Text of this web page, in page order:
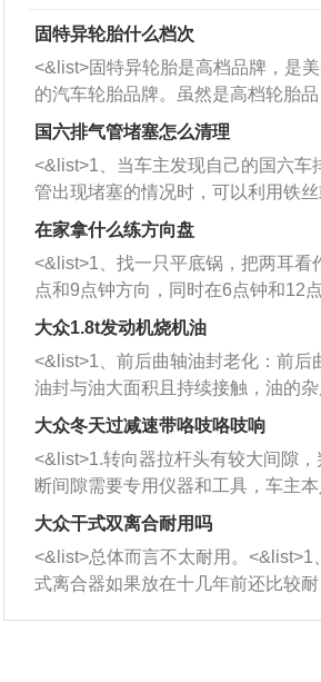
固特异轮胎什么档次
<&list>固特异轮胎是高档品牌，是美
的汽车轮胎品牌。虽然是高档轮胎品
牌，但是中高低端的轮胎都有生产，
也是为了更好的开拓市场。
国六排气管堵塞怎么清理
<&list>1、当车主发现自己的国六车
管出现堵塞的情况时，可以利用铁丝
者是细棍，直接将杂物给取出来，如
堵塞情况比较严重，也可以采取应急
施。 <&list>2、直接利用木棍将所有
杂物推到排气管里面的位置处，然
三元催化器拆解开，就可以将堵塞的
西取出来。但如果是因为积碳过多
的堵塞，就需要将三元催化器泡在
洗剂对堵塞的情况得到解决，将清洗
放在燃油箱中，与燃油混合后，车辆
动时，就可以和汽油一起进入到燃烧
室，最后形成废气排出，就可以让三
催化器得到清洗，排气管堵塞的情况
能够得到解决。
在家拿什么练方向盘
<&list>1、找一只平底锅，把两耳看
点和9点钟方向，同时在6点钟和12
方向做一个标记。 <&list>2、双手握
一圈半的练习，往右同样也要打相
圈数。 <&list>3、最后强调要反复练
习，这样就可以形成肌肉记忆，在真
驾驶车辆时，不需要记忆也能打好方
向。
大众1.8t发动机烧机油
<&list>1、前后曲轴油封老化：前后
油封与油大面积且持续接触，油的
和发动机内持续温度变化使其密封效
逐渐减弱，导致渗油或漏油。
活塞间隙过大：积碳会使活塞环与缸
的间隙扩大，导致机油流入燃烧室中
造成烧机油。<&list>3、机油粘度。
机油粘度过小的话，同样会有烧机
象，机油粘度过小具有很好的流动性
大众冬天过减速带咯吱咯吱响
<&list>1.转向器拉杆头有较大间隙，
断间隙需要专用仪器和工具，车主本
无法制作，需要将车辆送到修理厂或
店；<&list>2.车辆半轴套管防尘罩破
裂，破裂后会出现漏油现象，使半轴
损严重，磨损的半轴容易损坏，产生
响；<&list>3.稳定器的转向胶套和球
大众干式双离合耐用吗
<&list>总体而言不太耐用。<&list>1
式离合器如果放在十几年前还比较耐